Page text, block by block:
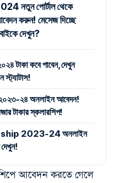
নতুন পোর্টাল থেকে
করুন! মেসেজ দিচ্ছে
দেখুন?
টাকা কবে পাবেন,দেখুন
স্ট্যাটাস!
২০২৩-২৪ অনলাইন আবেদন!
টাকার স্কলারশিপ!
2023-24 অনলাইন
আবেদন করতে গেলে